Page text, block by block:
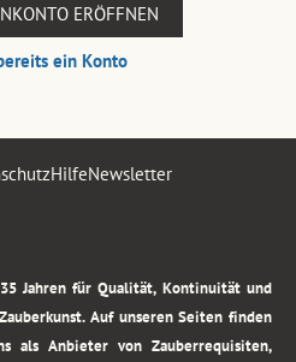
ERÖFFNEN
ein Konto
HilfeNewsletter
Jahren für Qualität, Kontinuität und
Auf unseren Seiten finden
als Anbieter von Zauberrequisiten,